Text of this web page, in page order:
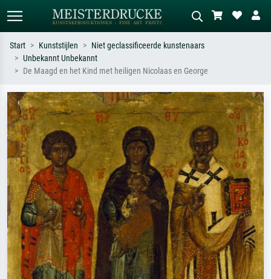
Standaard zoeken AI-beeldzoeker
Monet, Sterrennacht, impressionisme,
Hokusai-golf, naakt.
weide, abstract met veel rood, donker
olieverfschilderij, staand naakt naast
een boom.
Start Kunststijlen
Niet geclassificeerde kunstenaars
Unbekannt Unbekannt
De Maagd en het Kind met heiligen Nicolaas en George